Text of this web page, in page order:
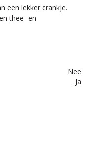
een lekker drankje.
thee- en
Nee
Ja